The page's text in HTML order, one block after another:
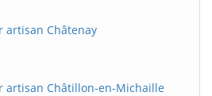
artisan Châtenay
artisan Châtillon-en-Michaille